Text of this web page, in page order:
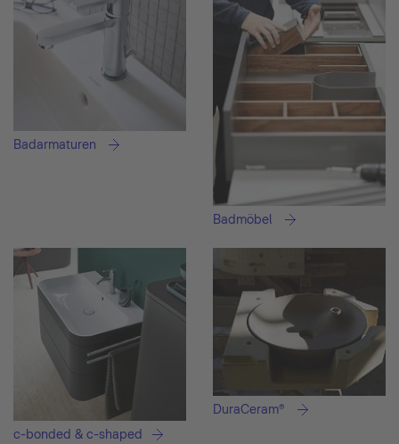
Badarmaturen
Badmöbel
c-bonded & c-shaped
DuraCeram®